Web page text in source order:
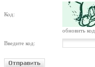
Код:
обновить код
Введите код: